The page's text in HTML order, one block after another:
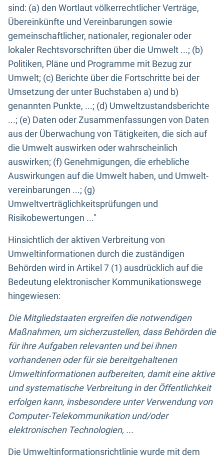
sind: (a) den Wortlaut völkerrechtlicher Verträge,
Übereinkünfte und Vereinbarungen sowie
gemeinschaftlicher, nationaler, regionaler oder
lokaler Rechtsvorschriften über die Umwelt ...; (b)
Politiken, Pläne und Programme mit Bezug zur
Umwelt; (c) Berichte über die Fortschritte bei der
Umsetzung der unter Buchstaben a) und b)
genannten Punkte, ...; (d) Umweltzustandsberichte
...; (e) Daten oder Zusammenfassungen von Daten
aus der Überwachung von Tätigkeiten, die sich auf
die Umwelt auswirken oder wahrscheinlich
auswirken; (f) Genehmigungen, die erhebliche
Auswirkungen auf die Umwelt haben, und Umwelt-
vereinbarungen ...; (g)
Umweltverträglichkeitsprüfungen und
Risikobewertungen ..."
Hinsichtlich der aktiven Verbreitung von
Umweltinformationen durch die zuständigen
Behörden wird in Artikel 7 (1) ausdrücklich auf die
Bedeutung elektronischer Kommunikationswege
hingewiesen:
Die Mitgliedstaaten ergreifen die notwendigen
Maßnahmen, um sicherzustellen, dass Behörden die
für ihre Aufgaben relevanten und bei ihnen
vorhandenen oder für sie bereitgehaltenen
Umweltinformationen aufbereiten, damit eine aktive
und systematische Verbreitung in der Öffentlichkeit
erfolgen kann, insbesondere unter Verwendung von
Computer-Telekommunikation und/oder
elektronischen Technologien, ...
Die Umweltinformationsrichtlinie wurde mit dem